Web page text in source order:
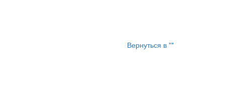
Вернуться в ""